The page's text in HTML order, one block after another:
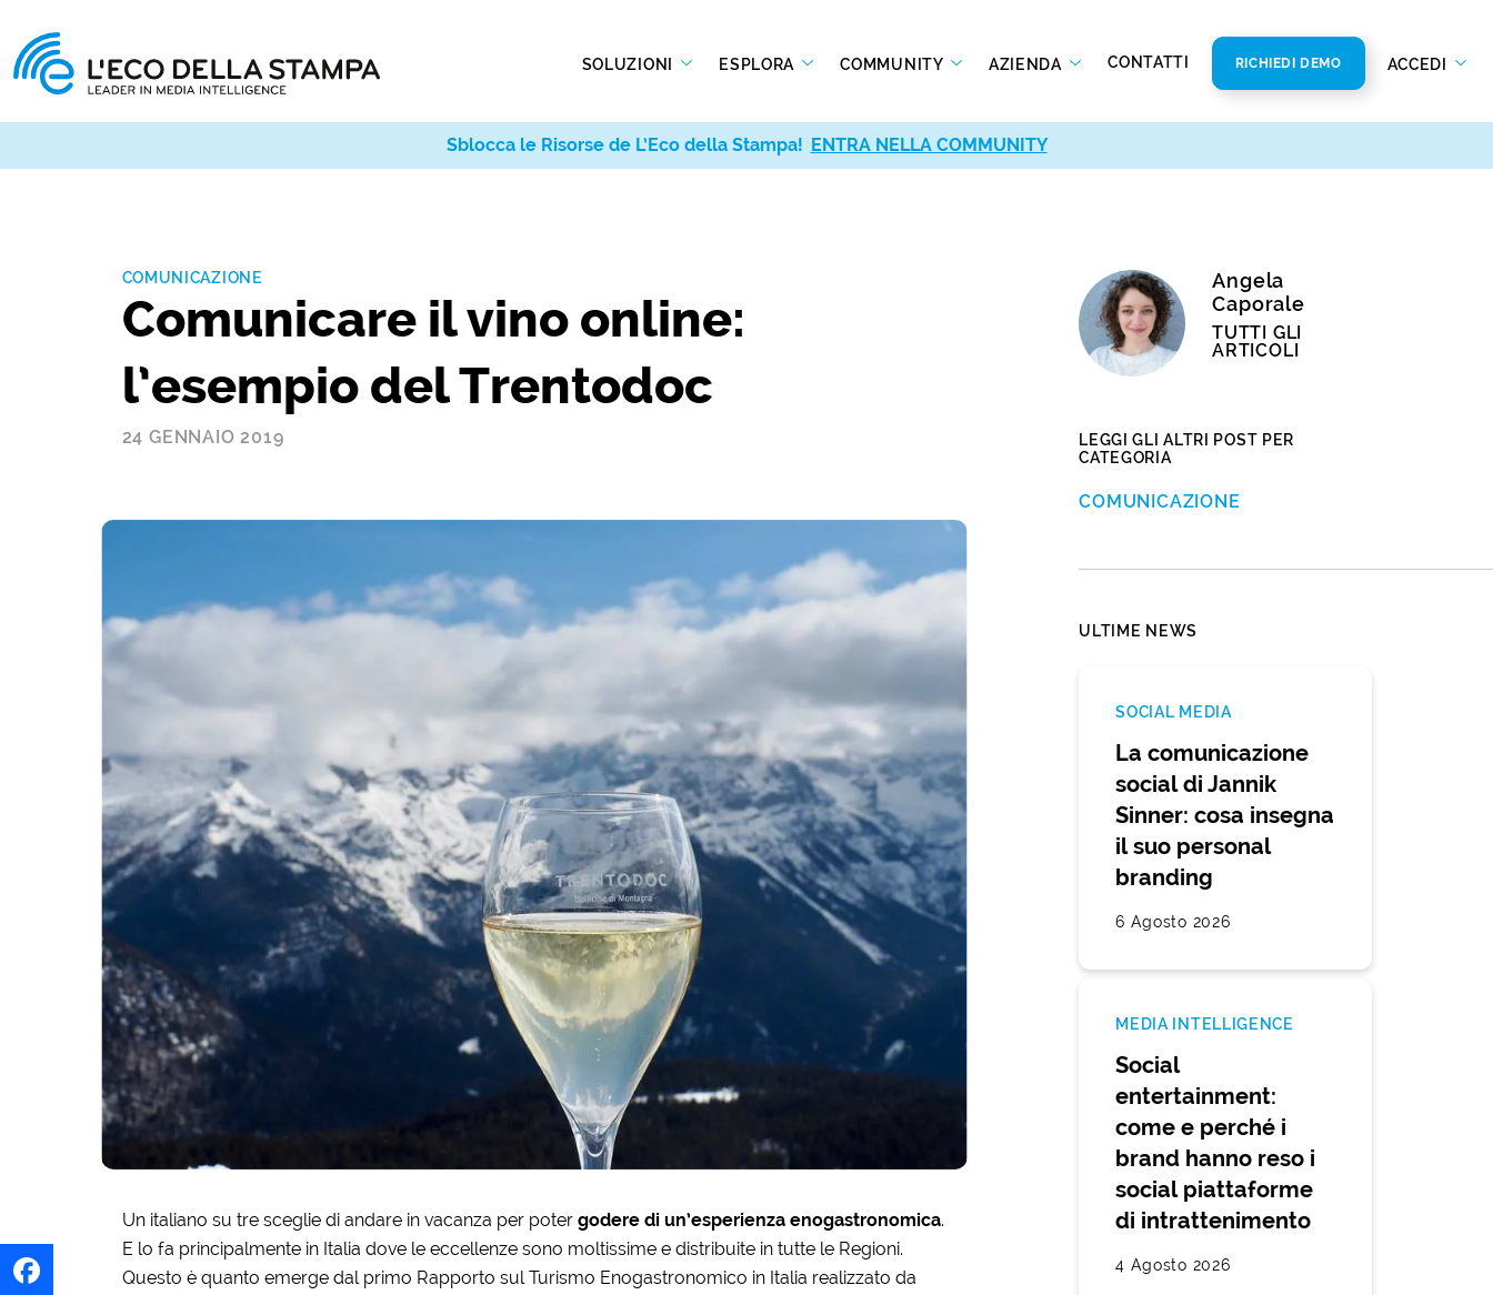
SOLUZIONI ESPLORA COMMUNITY AZIENDA CONTATTI RICHIEDI DEMO ACCEDI
COMUNICAZIONE
Comunicare il vino online:
l’esempio del Trentodoc
24 GENNAIO 2019
Un italiano su tre sceglie di andare in vacanza per potergodere di un’esperienza enogastronomica.
E lo fa principalmente in Italia dove le eccellenze sono moltissime e distribuite in tutte le Regioni.
Questo è quanto emerge dal primo Rapporto sul Turismo Enogastronomico in Italia realizzato da
Angela
Caporale
TUTTI GLI
ARTICOLI
LEGGI GLI ALTRI POST PER
CATEGORIA
COMUNICAZIONE
ULTIME NEWS
SOCIAL MEDIA
La comunicazione
social di Jannik
Sinner: cosa insegna
il suo personal
branding
6 Agosto 2026
MEDIA INTELLIGENCE
Social
entertainment:
come e perché i
brand hanno reso i
social piattaforme
di intrattenimento
4 Agosto 2026
Sblocca le Risorse de L’Eco della Stampa! ENTRA NELLA COMMUNITY